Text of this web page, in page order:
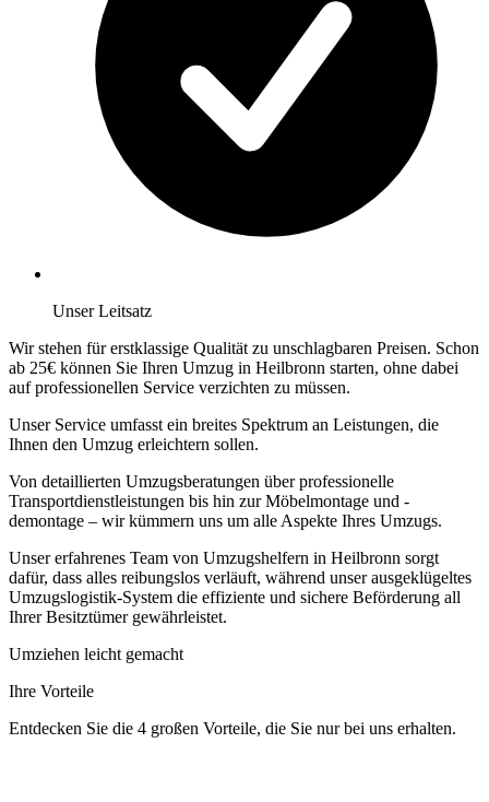
Unser Leitsatz
Wir stehen für erstklassige Qualität zu unschlagbaren Preisen. Schon
ab 25€ können Sie Ihren Umzug in Heilbronn starten, ohne dabei
auf professionellen Service verzichten zu müssen.
Unser Service umfasst ein breites Spektrum an Leistungen, die
Ihnen den Umzug erleichtern sollen.
Von detaillierten Umzugsberatungen über professionelle
Transportdienstleistungen bis hin zur Möbelmontage und -
demontage – wir kümmern uns um alle Aspekte Ihres Umzugs.
Unser erfahrenes Team von Umzugshelfern in Heilbronn sorgt
dafür, dass alles reibungslos verläuft, während unser ausgeklügeltes
Umzugslogistik-System die effiziente und sichere Beförderung all
Ihrer Besitztümer gewährleistet.
Umziehen leicht gemacht
Ihre Vorteile
Entdecken Sie die 4 großen Vorteile, die Sie nur bei uns erhalten.